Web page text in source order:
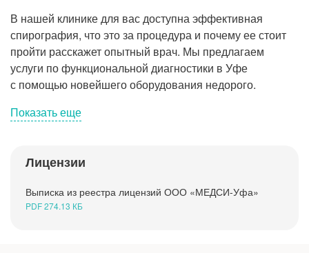
В нашей клинике для вас доступна эффективная
спирография, что это за процедура и почему ее стоит
пройти расскажет опытный врач. Мы предлагаем
услуги по функциональной диагностики в Уфе
с помощью новейшего оборудования недорого.
Спирография (спирометрия) позволяет
узнать
Показать еще
Лицензии
Выписка из реестра лицензий ООО «МЕДСИ-Уфа»
PDF 274.13 КБ